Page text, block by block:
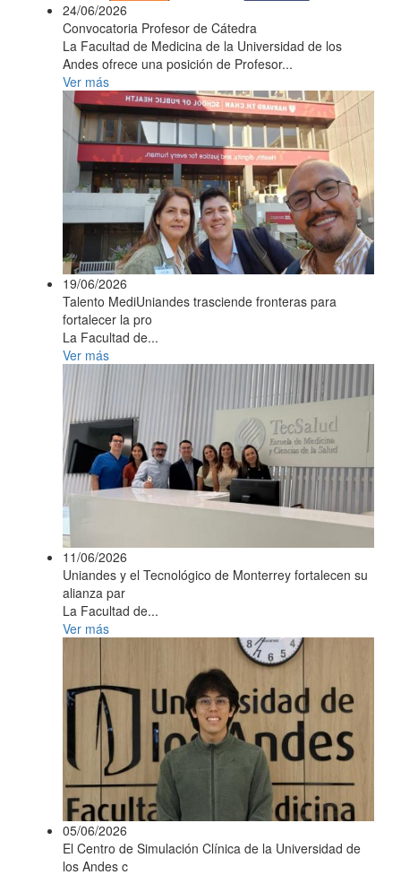
24/06/2026
Convocatoria Profesor de Cátedra
La Facultad de Medicina de la Universidad de los
Andes ofrece una posición de Profesor...
Ver más
19/06/2026
Talento MediUniandes trasciende fronteras para
fortalecer la pro
La Facultad de...
Ver más
11/06/2026
Uniandes y el Tecnológico de Monterrey fortalecen su
alianza par
La Facultad de...
Ver más
05/06/2026
El Centro de Simulación Clínica de la Universidad de
los Andes c